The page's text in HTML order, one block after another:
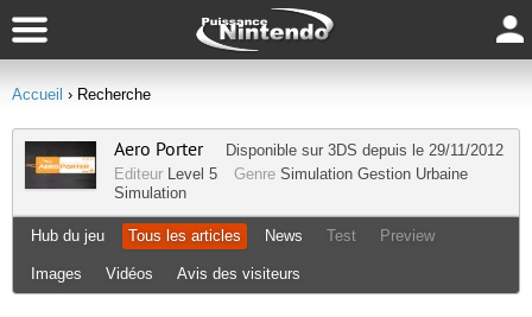
Accueil › Recherche
Aero Porter Disponible sur 3DS depuis le 29/11/2012
Editeur Level 5 Genre Simulation Gestion Urbaine
Simulation
Hub du jeu Tous les articles News Test Preview
Images Vidéos Avis des visiteurs